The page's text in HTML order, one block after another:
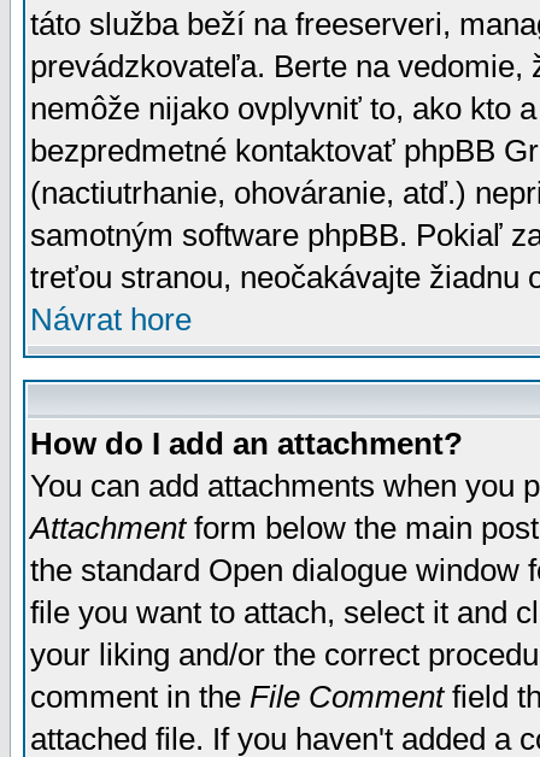
táto služba beží na freeserveri,
prevádzkovateľa. Berte na vedomie,
nemôže nijako ovplyvniť to, ako kto
bezpredmetné kontaktovať phpBB
(nactiutrhanie, ohováranie, atď.)
samotným software phpBB. Pokiaľ
treťou stranou, neočakávajte žiadnu
Návrat hore
How do I add an attachment?
You can add attachments when you
Attachmentform below the main
the standard Open dialogue window
file you want to attach, select it and
your liking and/or the correct
comment in the File Commentfield
attached file. If you haven't added a